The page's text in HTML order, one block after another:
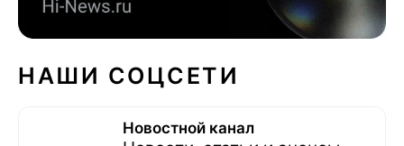
НАШИ СОЦСЕТИ
Новостной канал